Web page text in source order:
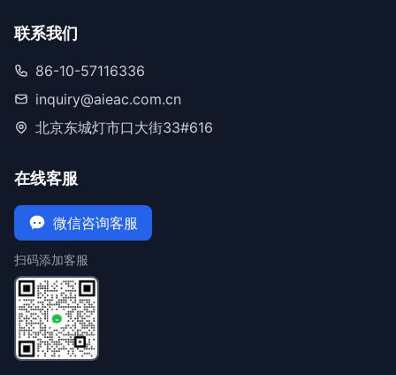
联系我们
86-10-57116336
inquiry@aieac.com.cn
北京东城灯市口大街33#616
在线客服
微信咨询客服
扫码添加客服